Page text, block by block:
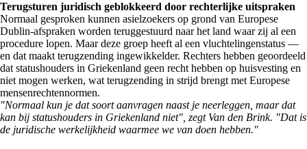
Terugsturen juridisch geblokkeerd door rechterlijke uitspraken
Normaal gesproken kunnen asielzoekers op grond van Europese
Dublin-afspraken worden teruggestuurd naar het land waar zij al een
procedure lopen. Maar deze groep heeft al een vluchtelingenstatus —
en dat maakt terugzending ingewikkelder. Rechters hebben geoordeeld
dat statushouders in Griekenland geen recht hebben op huisvesting en
niet mogen werken, wat terugzending in strijd brengt met Europese
mensenrechtennormen.
"Normaal kun je dat soort aanvragen naast je neerleggen, maar dat
kan bij statushouders in Griekenland niet", zegt Van den Brink. "Dat is
de juridische werkelijkheid waarmee we van doen hebben."